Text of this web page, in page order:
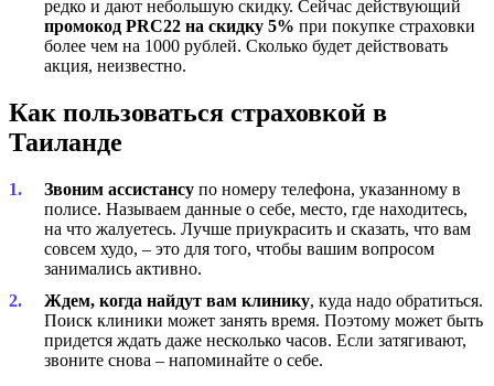
редко и дают небольшую скидку. Сейчас действующий
промокод PRC22 на скидку 5% при покупке страховки
более чем на 1000 рублей. Сколько будет действовать
акция, неизвестно.
Как пользоваться страховкой в
Таиланде
Звоним ассистансу по номеру телефона, указанному в
полисе. Называем данные о себе, место, где находитесь,
на что жалуетесь. Лучше приукрасить и сказать, что вам
совсем худо, – это для того, чтобы вашим вопросом
занимались активно.
Ждем, когда найдут вам клинику, куда надо обратиться.
Поиск клиники может занять время. Поэтому может быть
придется ждать даже несколько часов. Если затягивают,
звоните снова – напоминайте о себе.